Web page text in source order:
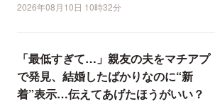
2026年08月10日 10時32分
「最低すぎて…」親友の夫をマチアプ
で発見、結婚したばかりなのに“新
着”表示…伝えてあげたほうがいい？